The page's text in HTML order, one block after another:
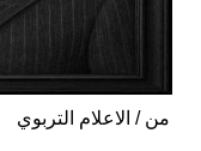
من / الاعلام التربوي